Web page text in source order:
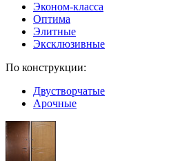
Эконом-класса
Оптима
Элитные
Эксклюзивные
По конструкции:
Двустворчатые
Арочные